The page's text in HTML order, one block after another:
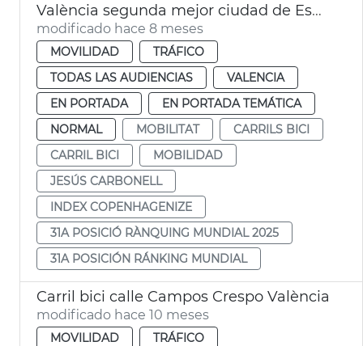
València segunda mejor ciudad de España para moverse en bici
modificado hace 8 meses
MOVILIDAD
TRÁFICO
TODAS LAS AUDIENCIAS
VALENCIA
EN PORTADA
EN PORTADA TEMÁTICA
NORMAL
MOBILITAT
CARRILS BICI
CARRIL BICI
MOBILIDAD
JESÚS CARBONELL
INDEX COPENHAGENIZE
31A POSICIÓ RÀNQUING MUNDIAL 2025
31A POSICIÓN RÁNKING MUNDIAL
Carril bici calle Campos Crespo València
modificado hace 10 meses
MOVILIDAD
TRÁFICO